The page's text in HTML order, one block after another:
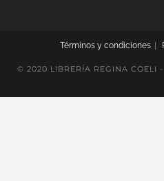
Términos y condiciones
© 2020 LIBRERÍA REGINA COELI -